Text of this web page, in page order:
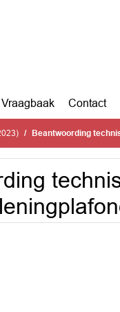
Vraagbaak Contact
Beantwoording technische